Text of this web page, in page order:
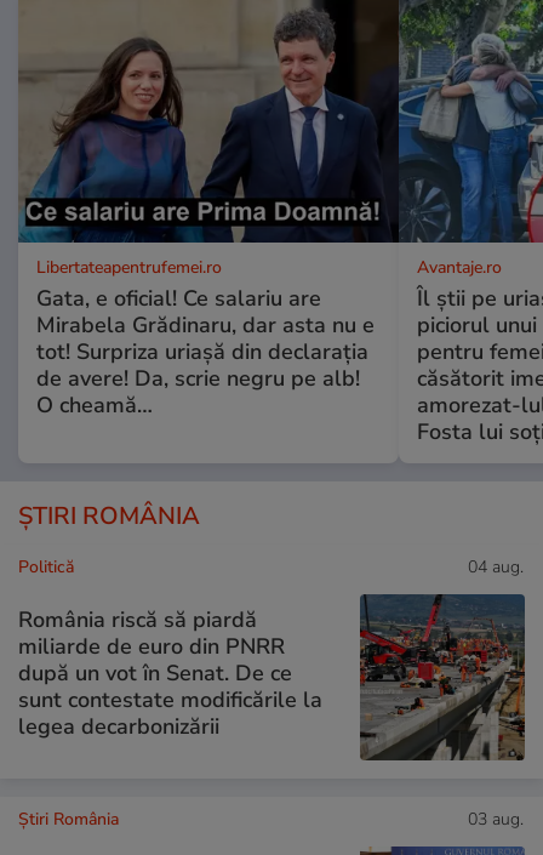
Libertateapentrufemei.ro
Gata, e oficial! Ce salariu are
Mirabela Grădinaru, dar asta nu e
tot! Surpriza uriașă din declarația
de avere! Da, scrie negru pe alb!
O cheamă…
Avantaje.ro
Îl știi pe
piciorul
pentru
căsătorit
amorezat-
Fosta lui
ȘTIRI ROMÂNIA
Politică 04 aug.
România riscă să piardă
miliarde de euro din PNRR
după un vot în Senat. De ce
sunt contestate modificările la
legea decarbonizării
Știri România 03 aug.